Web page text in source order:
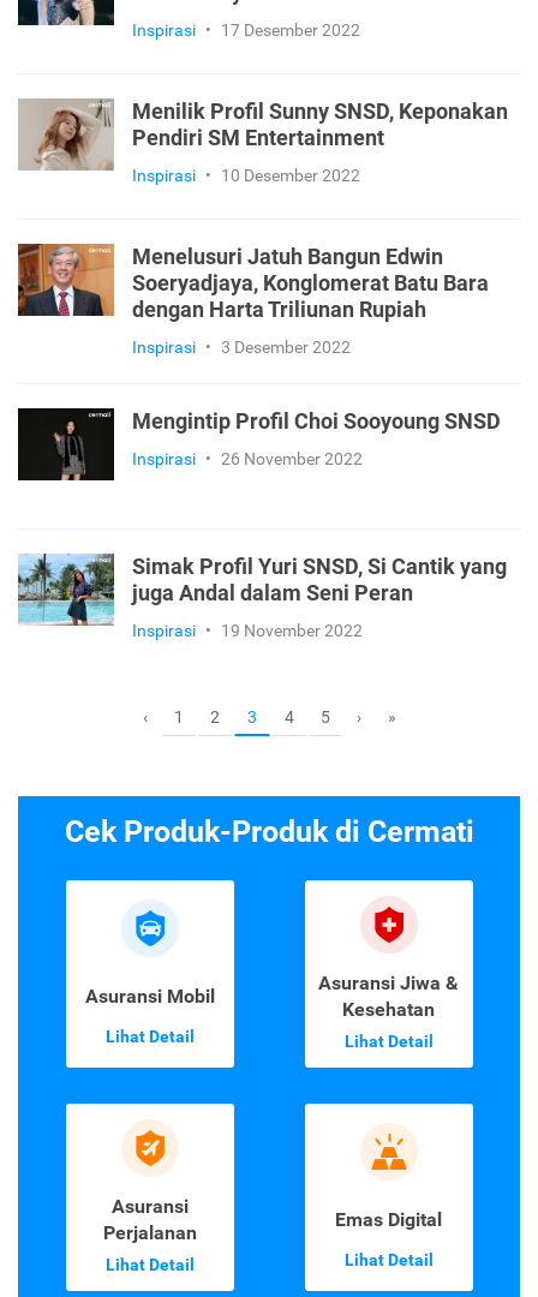
Inspirasi • 17 Desember 2022
Menilik Profil Sunny SNSD, Keponakan
Pendiri SM Entertainment
Inspirasi • 10 Desember 2022
Menelusuri Jatuh Bangun Edwin
Soeryadjaya, Konglomerat Batu Bara
dengan Harta Triliunan Rupiah
Inspirasi • 3 Desember 2022
Mengintip Profil Choi Sooyoung SNSD
Inspirasi • 26 November 2022
Simak Profil Yuri SNSD, Si Cantik yang
juga Andal dalam Seni Peran
Inspirasi • 19 November 2022
‹ 1 2 3 4 5 › »
Cek Produk-Produk di Cermati
Asuransi Mobil
Lihat Detail
Asuransi Jiwa &
Kesehatan
Lihat Detail
Asuransi
Perjalanan
Lihat Detail
Emas Digital
Lihat Detail